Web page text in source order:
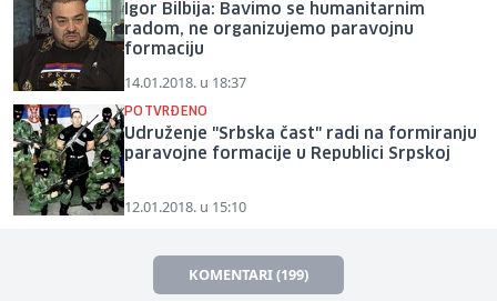
Igor Bilbija: Bavimo se humanitarnim
radom, ne organizujemo paravojnu
formaciju
14.01.2018. u 18:37
POTVRĐENO
Udruženje "Srbska čast" radi na formiranju
paravojne formacije u Republici Srpskoj
12.01.2018. u 15:10
KOMENTARI (199)